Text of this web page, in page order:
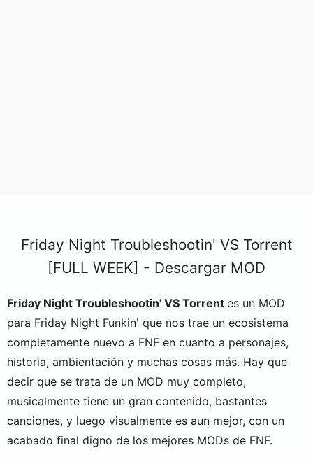
Friday Night Troubleshootin' VS Torrent
[FULL WEEK] - Descargar MOD
Friday Night Troubleshootin' VS Torrent es un MOD
para Friday Night Funkin' que nos trae un ecosistema
completamente nuevo a FNF en cuanto a personajes,
historia, ambientación y muchas cosas más. Hay que
decir que se trata de un MOD muy completo,
musicalmente tiene un gran contenido, bastantes
canciones, y luego visualmente es aun mejor, con un
acabado final digno de los mejores MODs de FNF.